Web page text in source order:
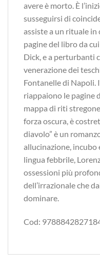
avere è morto. È
susseguirsi di
assiste a un rituale in
pagine del libro da
Dick, e a perturbanti
venerazione dei
Fontanelle di Napoli.
riappaiono le pagine
mappa di riti
forza oscura, è
diavolo” è un
allucinazione, incubo
lingua febbrile,
ossessioni più
dell’irrazionale che
dominare.
Cod: